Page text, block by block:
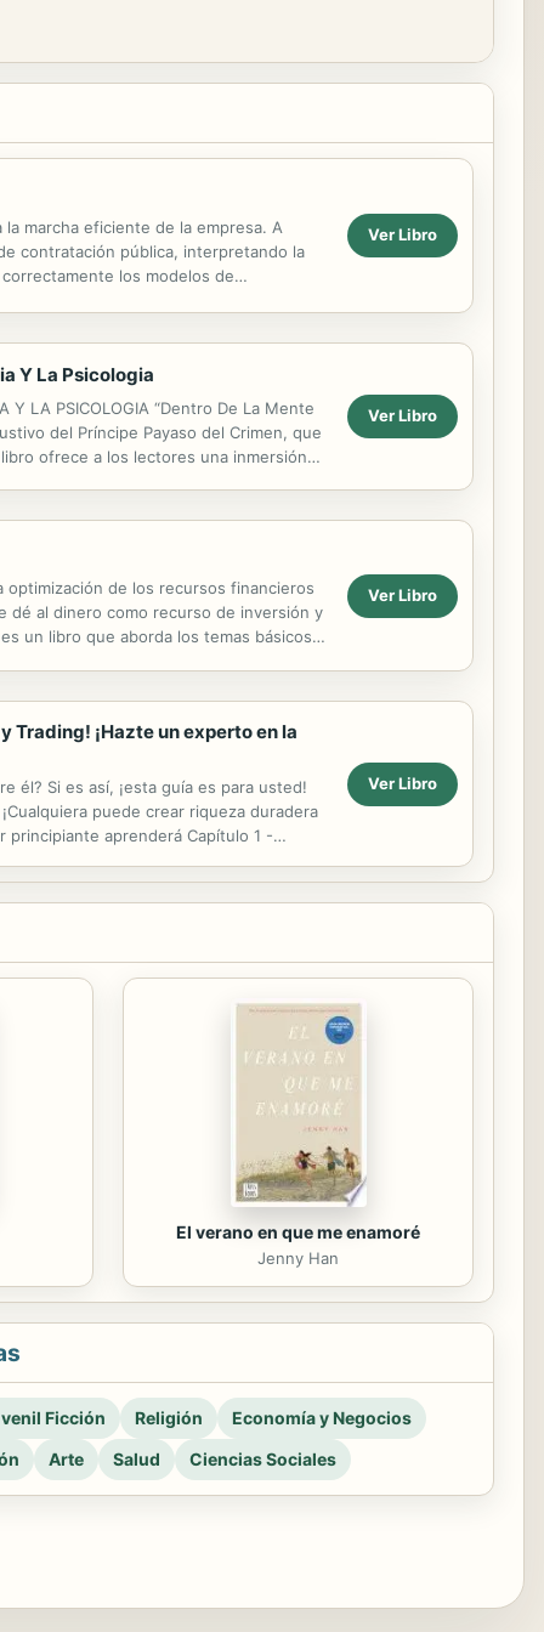
marcha eficiente de la empresa. A
contratación pública, interpretando la
los modelos de
Ver Libro
Y La Psicologia
Y LA PSICOLOGIA “Dentro De La Mente
del Príncipe Payaso del Crimen, que
ofrece a los lectores una inmersión
Ver Libro
de los recursos financieros
dé al dinero como recurso de inversión y
un libro que aborda los temas básicos
Ver Libro
Trading! ¡Hazte un experto en la
él? Si es así, ¡esta guía es para usted!
puede crear riqueza duradera
principiante aprenderá Capítulo 1 -
Ver Libro
El verano en que me enamoré
Jenny Han
Ficción Religión
Economía y Negocios
Arte Salud Ciencias Sociales